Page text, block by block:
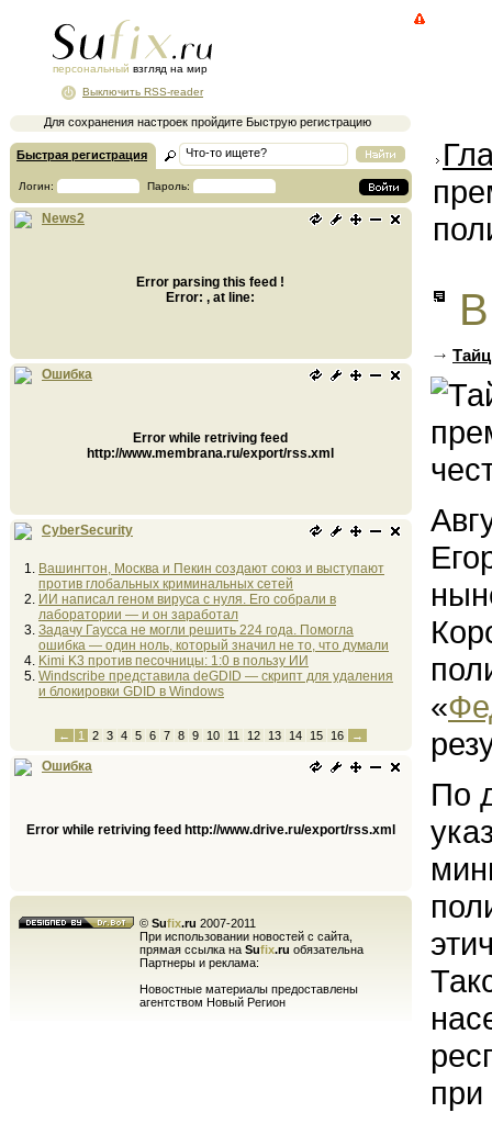
персональный взгляд на мир
Для сохранения настроек пройдите Быструю регистрацию
Выключить RSS-reader
Быстрая регистрация
Логин: Пароль:
News2
Error parsing this feed !
Error: , at line:
Ошибка
Error while retriving feed
http://www.membrana.ru/export/rss.xml
CyberSecurity
Вашингтон, Москва и Пекин создают союз и выступают
против глобальных криминальных сетей
ИИ написал геном вируса с нуля. Его собрали в
лаборатории — и он заработал
Задачу Гаусса не могли решить 224 года. Помогла
ошибка — один ноль, который значил не то, что думали
Kimi K3 против песочницы: 1:0 в пользу ИИ
Windscribe представила deGDID — скрипт для удаления
и блокировки GDID в Windows
← 1 2 3 4 5 6 7 8 9 10 11 12 13 14 15 16 →
Ошибка
Error while retriving feed http://www.drive.ru/export/rss.xml
© Sufix.ru 2007-2011
При использовании новостей с сайта,
прямая ссылка на Sufix.ru обязательна
Партнеры и реклама:
Новостные материалы предоставлены
агентством Новый Регион
«
По
при